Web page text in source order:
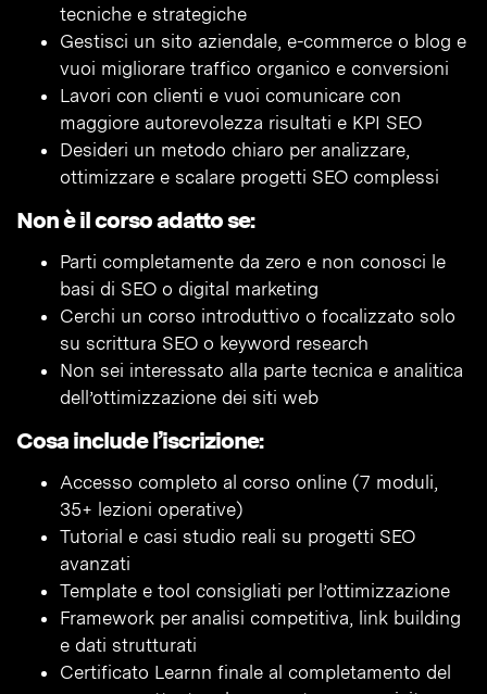
tecniche e strategiche
Gestisci un sito aziendale, e-commerce o blog e
vuoi migliorare traffico organico e conversioni
Lavori con clienti e vuoi comunicare con
maggiore autorevolezza risultati e KPI SEO
Desideri un metodo chiaro per analizzare,
ottimizzare e scalare progetti SEO complessi
Non è il corso adatto se:
Parti completamente da zero e non conosci le
basi di SEO o digital marketing
Cerchi un corso introduttivo o focalizzato solo
su scrittura SEO o keyword research
Non sei interessato alla parte tecnica e analitica
dell’ottimizzazione dei siti web
Cosa include l’iscrizione:
Accesso completo al corso online (7 moduli,
35+ lezioni operative)
Tutorial e casi studio reali su progetti SEO
avanzati
Template e tool consigliati per l’ottimizzazione
Framework per analisi competitiva, link building
e dati strutturati
Certificato Learnn finale al completamento del